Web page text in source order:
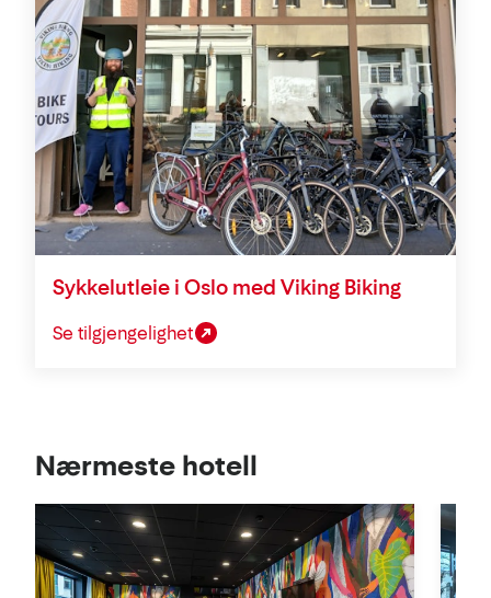
Sykkelutleie i Oslo med Viking Biking
Se tilgjengelighet
Se
kart
Nærmeste hotell